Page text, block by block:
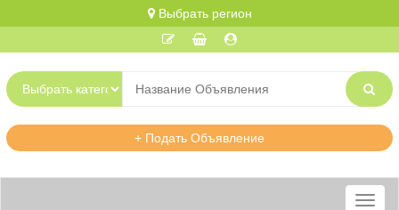
Выбрать регион
+ Подать Объявление
Меню